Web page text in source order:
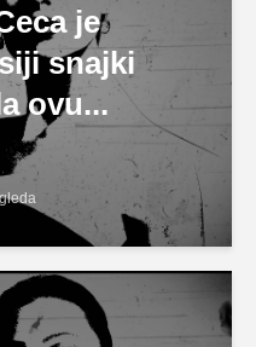
je
snajki
ovu...